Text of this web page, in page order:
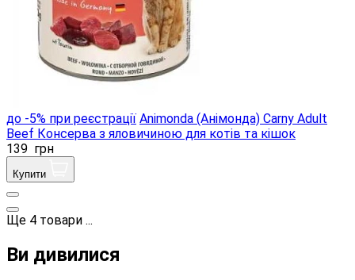
до -5% при реєстрації Animonda (Анімонда) Carny Adult
Beef Консерва з яловичиною для котів та кішок
139 грн
Купити
Ще 4 товари ...
Ви дивилися